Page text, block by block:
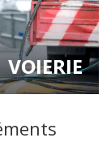
VOIERIE